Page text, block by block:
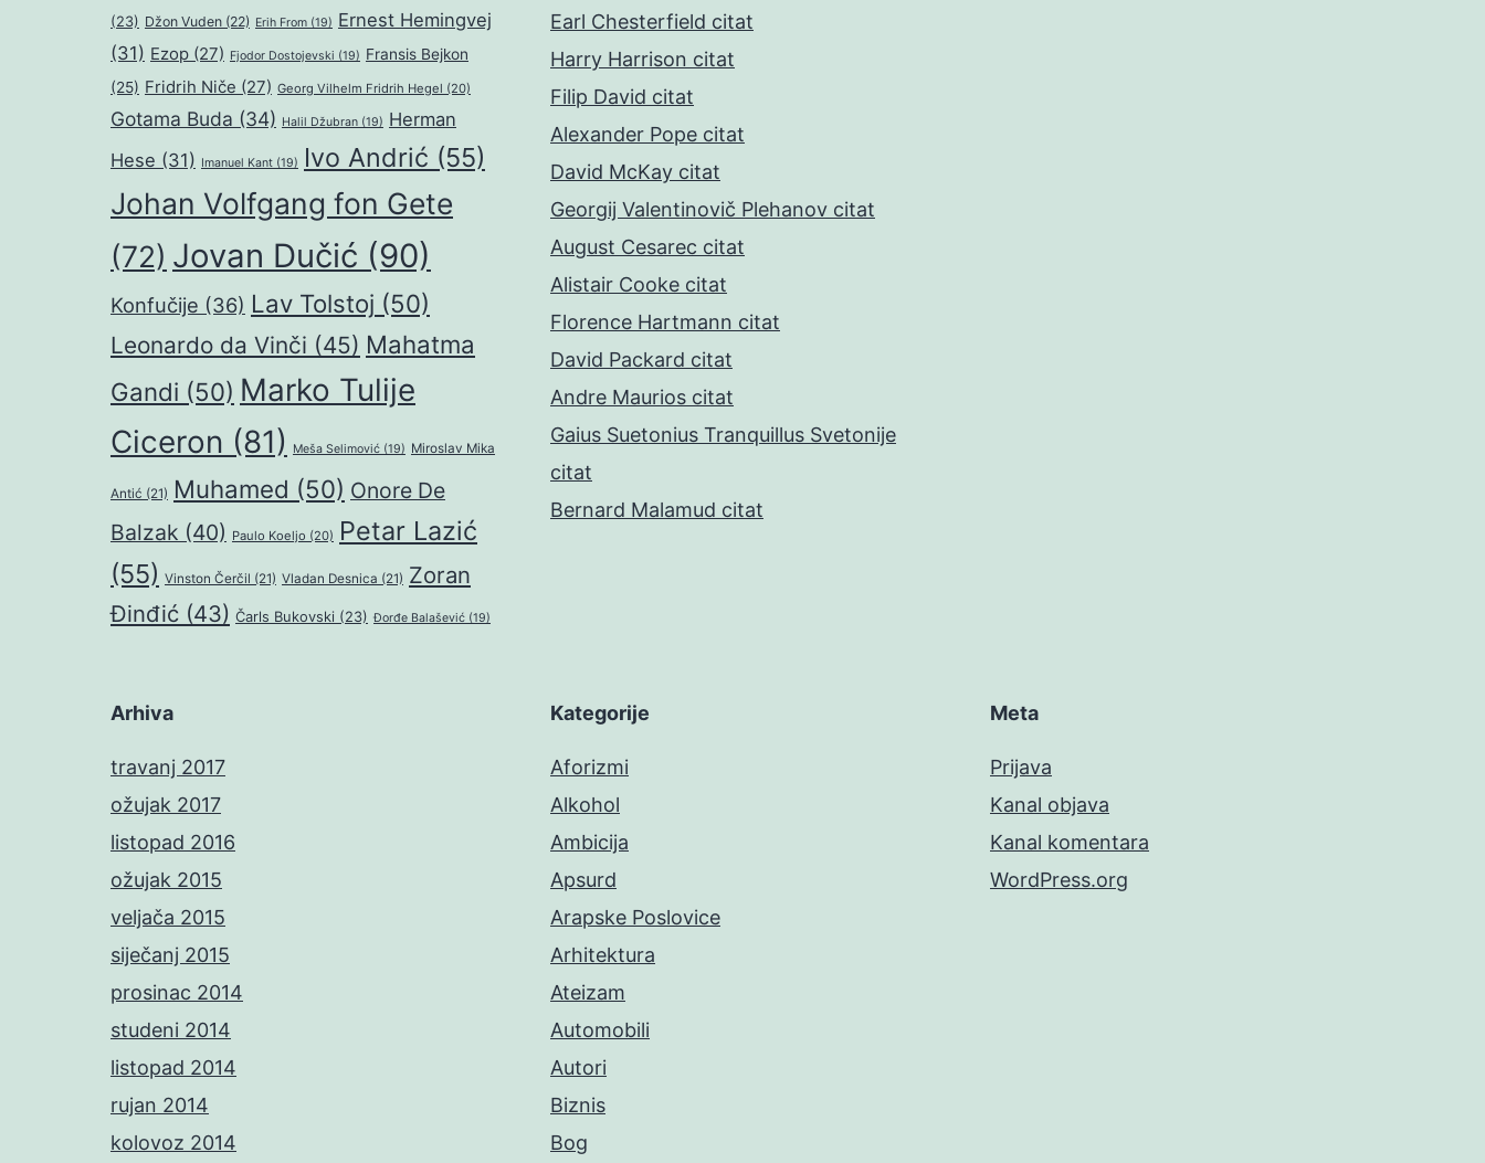
(23) Džon Vuden (22) Erih From (19) Ernest Hemingvej
(31) Ezop (27) Fjodor Dostojevski (19) Fransis Bejkon
(25) Fridrih Niče (27) Georg Vilhelm Fridrih Hegel (20)
Gotama Buda (34) Halil Džubran (19) Herman
Hese (31) Imanuel Kant (19) Ivo Andrić (55)
Johan Volfgang fon Gete
(72) Jovan Dučić (90)
Konfučije (36) Lav Tolstoj (50)
Leonardo da Vinči (45) Mahatma
Gandi (50) Marko Tulije
Ciceron (81) Meša Selimović (19) Miroslav Mika
Antić (21) Muhamed (50) Onore De
Balzak (40) Paulo Koeljo (20) Petar Lazić
(55) Vinston Čerčil (21) Vladan Desnica (21) Zoran
Đinđić (43) Čarls Bukovski (23) Đorđe Balašević (19)
Earl Chesterfield citat
Harry Harrison citat
Filip David citat
Alexander Pope citat
David McKay citat
Georgij Valentinovič Plehanov citat
August Cesarec citat
Alistair Cooke citat
Florence Hartmann citat
David Packard citat
Andre Maurios citat
Gaius Suetonius Tranquillus Svetonije
citat
Bernard Malamud citat
Arhiva
travanj 2017
ožujak 2017
listopad 2016
ožujak 2015
veljača 2015
siječanj 2015
prosinac 2014
studeni 2014
listopad 2014
rujan 2014
kolovoz 2014
Kategorije
Aforizmi
Alkohol
Ambicija
Apsurd
Arapske Poslovice
Arhitektura
Ateizam
Automobili
Autori
Biznis
Bog
Meta
Prijava
Kanal objava
Kanal komentara
WordPress.org